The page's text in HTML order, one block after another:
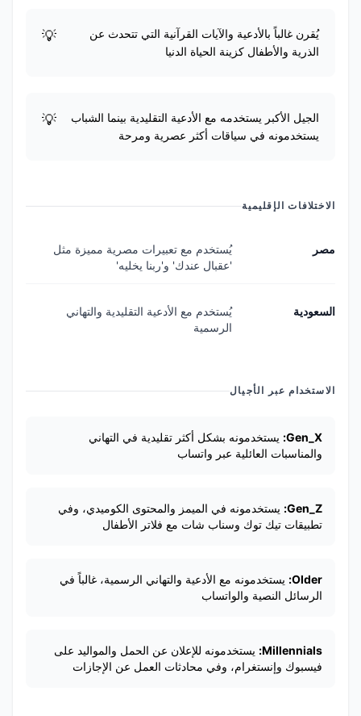
يُقرن غالباً بالأدعية والآيات القرآنية التي تتحدث عن
الذرية والأطفال كزينة الحياة الدنيا
الجيل الأكبر يستخدمه مع الأدعية التقليدية بينما الشباب
يستخدمونه في سياقات أكثر عصرية ومرحة
الاختلافات الإقليمية
مصر
يُستخدم مع تعبيرات مصرية مميزة مثل
'عقبال عندك' و'ربنا يخليه'
السعودية
يُستخدم مع الأدعية التقليدية والتهاني
الرسمية
الاستخدام عبر الأجيال
Gen_X: يستخدمونه بشكل أكثر تقليدية في التهاني
والمناسبات العائلية عبر واتساب
Gen_Z: يستخدمونه في الميمز والمحتوى الكوميدي، وفي
تطبيقات تيك توك وسناب شات مع فلاتر الأطفال
Older: يستخدمونه مع الأدعية والتهاني الرسمية، غالباً في
الرسائل النصية والواتساب
Millennials: يستخدمونه للإعلان عن الحمل والمواليد على
فيسبوك وإنستغرام، وفي محادثات العمل عن الإجازات